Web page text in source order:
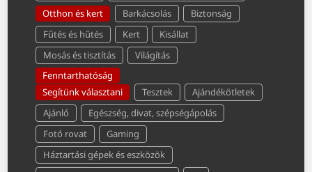
Otthon és kert
Barkácsolás
Biztonság
Fűtés és hűtés
Kert
Kisállat
Mosás és tisztítás
Világítás
Fenntarthatóság
Segítünk választani
Tesztek
Ajándékötletek
Ajánló
Egészség, divat, szépségápolás
Fotó rovat
Gaming
Háztartási gépek és eszközök